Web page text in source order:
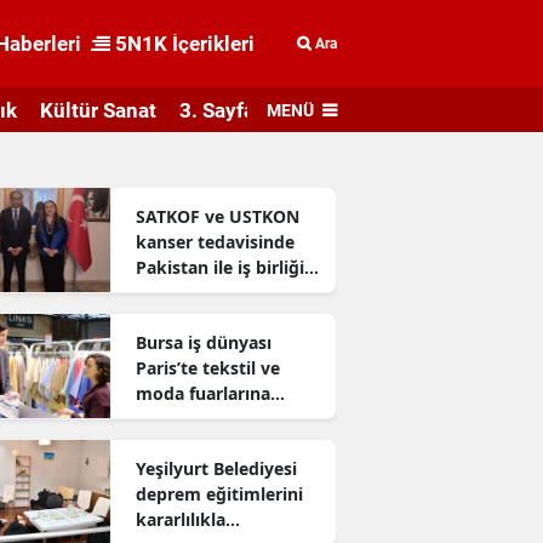
5N1K İçerikleri Ara
Kültür Sanat 3. Sayfa MENÜ
SATKOF ve USTKON
kanser tedavisinde
Pakistan ile iş birliği
geliştiriyor
Bursa iş dünyası
Paris’te tekstil ve
moda fuarlarına
katıldı
Yeşilyurt Belediyesi
deprem eğitimlerini
kararlılıkla